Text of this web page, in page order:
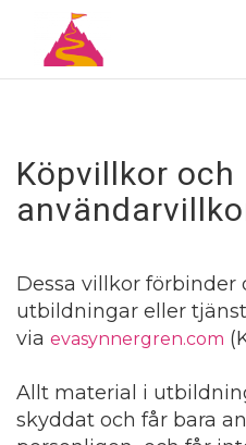
Köpvillkor och
Dessa villkor
utbildningar eller
via evasynnergren.com
Allt material i
skyddat och får bara